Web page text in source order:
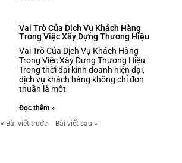
Vai Trò Của Dịch Vụ Khách Hàng
Trong Việc Xây Dựng Thương Hiệu
Vai Trò Của Dịch Vụ Khách Hàng
Trong Việc Xây Dựng Thương Hiệu
Trong thời đại kinh doanh hiện đại,
dịch vụ khách hàng không chỉ đơn
thuần là một
Đọc thêm »
« Bài viết trước
Bài viết sau »